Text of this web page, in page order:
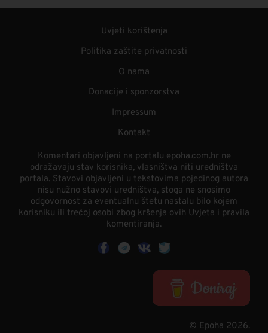
Uvjeti korištenja
Politika zaštite privatnosti
O nama
Donacije i sponzorstva
Impressum
Kontakt
Komentari objavljeni na portalu epoha.com.hr ne
odražavaju stav korisnika, vlasništva niti uredništva
portala. Stavovi objavljeni u tekstovima pojedinog autora
nisu nužno stavovi uredništva, stoga ne snosimo
odgovornost za eventualnu štetu nastalu bilo kojem
korisniku ili trećoj osobi zbog kršenja ovih Uvjeta i pravila
komentiranja.
© Epoha 2026.